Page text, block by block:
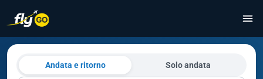
Andata e ritorno Solo andata